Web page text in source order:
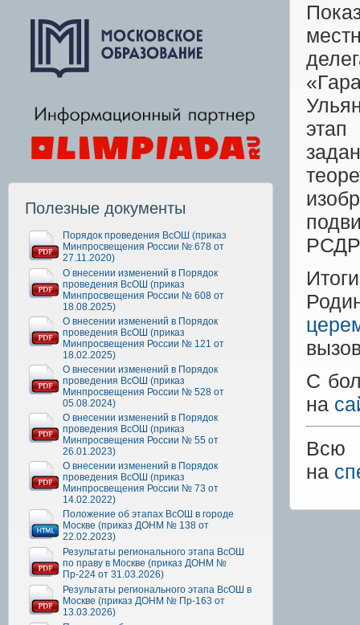
Полезные документы
Порядок проведения ВсОШ (приказ
Минпросвещения России № 678 от
27.11.2020)
О внесении изменений в Порядок
проведения ВсОШ (приказ
Минпросвещения России № 608 от
18.08.2025)
О внесении изменений в Порядок
проведения ВсОШ (приказ
Минпросвещения России № 121 от
18.02.2025)
О внесении изменений в Порядок
проведения ВсОШ (приказ
Минпросвещения России № 528 от
05.08.2024)
О внесении изменений в Порядок
проведения ВсОШ (приказ
Минпросвещения России № 55 от
26.01.2023)
О внесении изменений в Порядок
проведения ВсОШ (приказ
Минпросвещения России № 73 от
14.02.2022)
Положение об этапах ВсОШ в городе
Москве (приказ ДОНМ № 138 от
22.02.2023)
Результаты регионального этапа ВсОШ
по праву в Москве (приказ ДОНМ №
Пр-224 от 31.03.2026)
Результаты регионального этапа ВсОШ в
Москве (приказ ДОНМ № Пр-163 от
13.03.2026)
С
на
Всю
на